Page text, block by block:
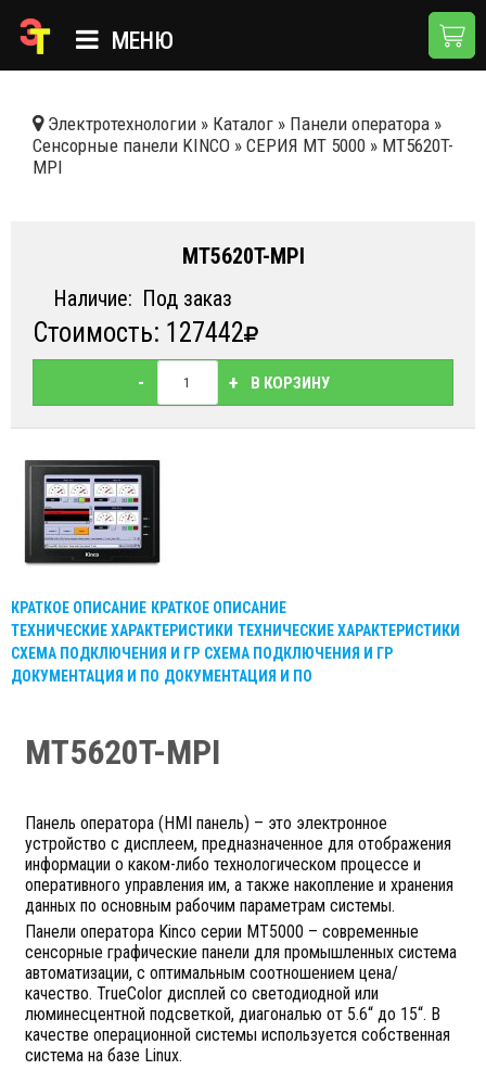
МЕНЮ
КАТАЛОГ
НОВОСТИ
ДОСТАВКА И ОПЛАТА
КОНТАКТЫ
Электротехнологии » Каталог » Панели оператора »
Сенсорные панели KINCO » СЕРИЯ MT 5000 » MT5620T-
MPI
MT5620T-MPI
Наличие: Под заказ
Стоимость: 127442
- + В КОРЗИНУ
КРАТКОЕ ОПИСАНИЕ КРАТКОЕ ОПИСАНИЕ
ТЕХНИЧЕСКИЕ ХАРАКТЕРИСТИКИ ТЕХНИЧЕСКИЕ ХАРАКТЕРИСТИКИ
СХЕМА ПОДКЛЮЧЕНИЯ И ГР СХЕМА ПОДКЛЮЧЕНИЯ И ГР
ДОКУМЕНТАЦИЯ И ПО ДОКУМЕНТАЦИЯ И ПО
MT5620T-MPI
Панель оператора (HMI панель) – это электронное
устройство с дисплеем, предназначенное для отображения
информации о каком-либо технологическом процессе и
оперативного управления им, а также накопление и хранения
данных по основным рабочим параметрам системы.
Панели оператора Kinco серии MT5000 – современные
сенсорные графические панели для промышленных система
автоматизации, с оптимальным соотношением цена/
качество. TrueColor дисплей со светодиодной или
люминесцентной подсветкой, диагональю от 5.6“ до 15“. В
качестве операционной системы используется собственная
система на базе Linux.